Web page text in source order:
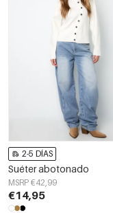
2-5 DÍAS
Suéter abotonado
MSRP €42,99
€14,95